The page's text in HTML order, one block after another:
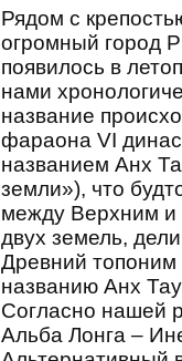
Рядом с
огромный город
появилось в
нами
название
фараона VI
названием Анх
земли»), что
между Верхним и
двух земель,
Древний
названию Анх
Согласно нашей
Альба Лонга –